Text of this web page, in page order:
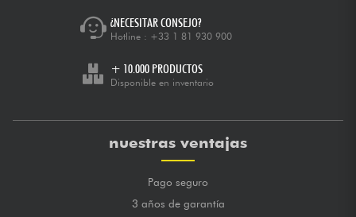
¿NECESITAR CONSEJO?
Hotline : +33 1 81 930 900
+ 10.000 PRODUCTOS
Disponible en inventario
nuestras ventajas
Pago seguro
3 años de garantía